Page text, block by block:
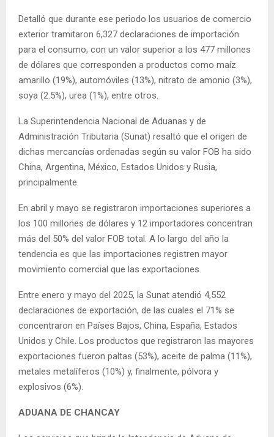
Detalló que durante ese periodo los usuarios de comercio
exterior tramitaron 6,327 declaraciones de importación
para el consumo, con un valor superior a los 477 millones
de dólares que corresponden a productos como maíz
amarillo (19%), automóviles (13%), nitrato de amonio (3%),
soya (2.5%), urea (1%), entre otros.
La Superintendencia Nacional de Aduanas y de
Administración Tributaria (Sunat) resaltó que el origen de
dichas mercancías ordenadas según su valor FOB ha sido
China, Argentina, México, Estados Unidos y Rusia,
principalmente.
En abril y mayo se registraron importaciones superiores a
los 100 millones de dólares y 12 importadores concentran
más del 50% del valor FOB total. A lo largo del año la
tendencia es que las importaciones registren mayor
movimiento comercial que las exportaciones.
Entre enero y mayo del 2025, la Sunat atendió 4,552
declaraciones de exportación, de las cuales el 71% se
concentraron en Países Bajos, China, España, Estados
Unidos y Chile. Los productos que registraron las mayores
exportaciones fueron paltas (53%), aceite de palma (11%),
metales metalíferos (10%) y, finalmente, pólvora y
explosivos (6%).
ADUANA DE CHANCAY